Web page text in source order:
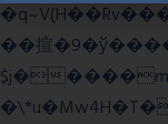
��揎
$j�